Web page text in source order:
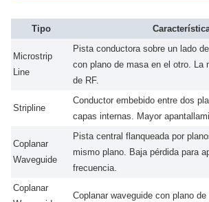
Tipo
Microstrip
Line
Pista conductora sobre un lado
con plano de masa en el otro. La
de RF.
Stripline
Conductor embebido entre dos
capas internas. Mayor
Coplanar
Waveguide
Pista central flanqueada por
mismo plano. Baja pérdida para
frecuencia.
Coplanar
Coplanar waveguide con plano